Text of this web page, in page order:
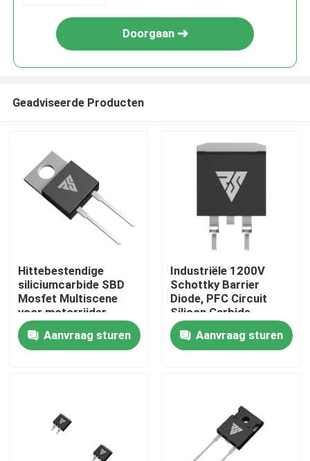
Producten
Over ons
Neem contact met ons op
Doorgaan
Geadviseerde Producten
Hittebestendige
siliciumcarbide SBD
Mosfet Multiscene
voor motorrijder
Aanvraag sturen
Industriële 1200V
Schottky Barrier
Diode, PFC Circuit
Silicon Carbide
Rectifier
Aanvraag sturen